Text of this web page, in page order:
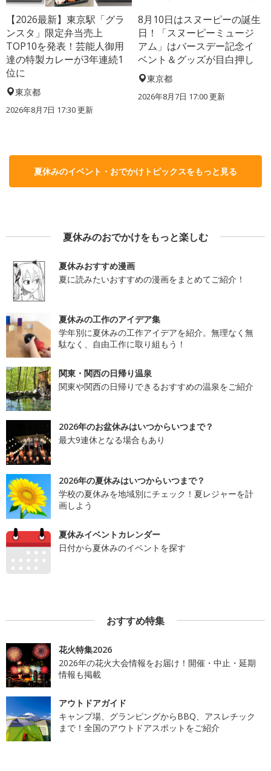
【2026最新】東京駅「グラ
ンスタ」限定弁当売上
TOP10を発表！芸能人御用
達の特製カレーが3年連続1
位に
東京都
2026年8月7日 17:30更新
8月10日はスヌーピーの誕生
日！「スヌーピーミュージ
アム」はバースデー記念イ
ベント＆グッズが目白押し
東京都
2026年8月7日 17:00更新
夏休みのイベント・おでかけトピックスをもっと見る
夏休みのおでかけをもっと楽しむ
夏休みおすすめ漫画
夏に読みたいおすすめの漫画をまとめてご紹介！
夏休みの工作のアイデア集
学年別に夏休みの工作アイデアを紹介。無理なく無
駄なく、自由工作に取り組もう！
関東・関西の日帰り温泉
関東や関西の日帰りできるおすすめの温泉をご紹介
2026年のお盆休みはいつからいつまで？
最大9連休となる場合もあり
2026年の夏休みはいつからいつまで？
学校の夏休みを地域別にチェック！夏レジャーを計
画しよう
夏休みイベントカレンダー
日付から夏休みのイベントを探す
おすすめ特集
花火特集2026
2026年の花火大会情報をお届け！開催・中止・延期
情報も掲載
アウトドアガイド
キャンプ場、グランピングからBBQ、アスレチック
まで！全国のアウトドアスポットをご紹介